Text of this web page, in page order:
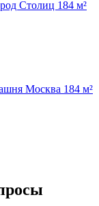
Столиц 184 м²
Москва 184 м²